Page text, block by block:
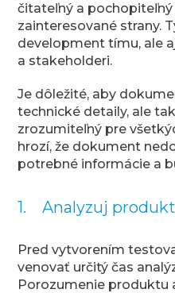
čitateľný a
zainteresované strany.
development tímu, ale
a stakeholderi.
Je dôležité, aby
technické detaily, ale
zrozumiteľný pre
hrozí, že dokument
potrebné informácie a
1. Analyzuj produkt
Pred vytvorením
venovať určitý čas
Porozumenie produktu